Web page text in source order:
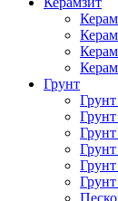
Грунт